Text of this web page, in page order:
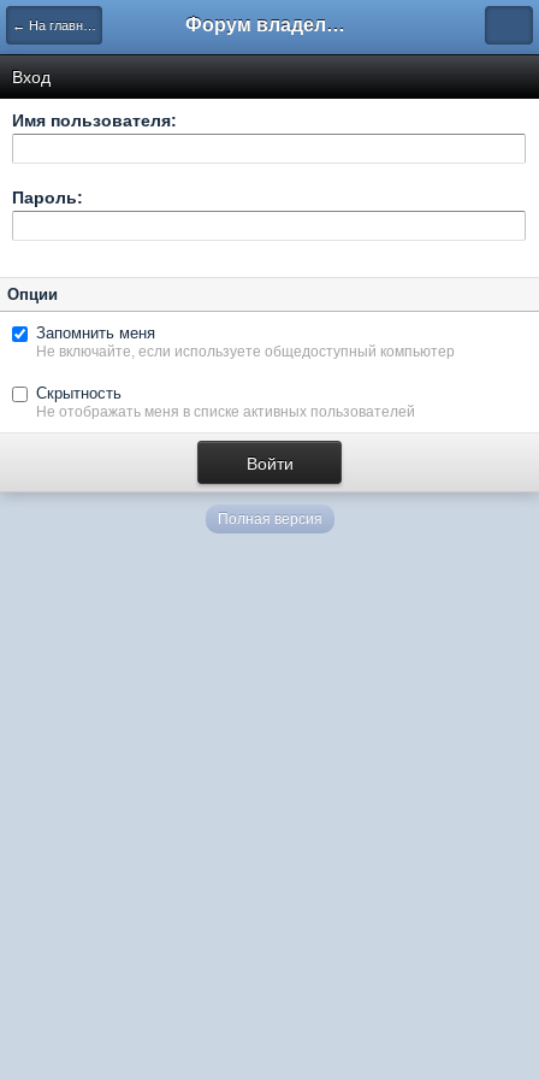
← На главную Форум владельцев интернет-магазинов
Вход
Имя пользователя:
Пароль:
Опции
Запомнить меня
Не включайте, если используете общедоступный компьютер
Скрытность
Не отображать меня в списке активных пользователей
Полная версия